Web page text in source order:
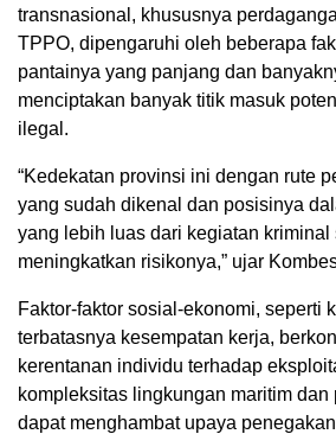
transnasional, khususnya
TPPO, dipengaruhi oleh beberapa
pantainya yang panjang dan
menciptakan banyak titik masuk
ilegal.
“Kedekatan provinsi ini dengan rute
yang sudah dikenal dan posisinya
yang lebih luas dari kegiatan kriminal
meningkatkan risikonya,” ujar
Faktor-faktor sosial-ekonomi, seperti
terbatasnya kesempatan kerja,
kerentanan individu terhadap
kompleksitas lingkungan maritim dan
dapat menghambat upaya